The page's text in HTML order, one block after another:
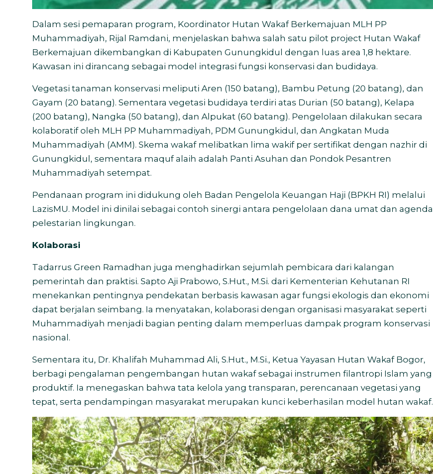
Dalam sesi pemaparan program, Koordinator Hutan Wakaf Berkemajuan MLH PP
Muhammadiyah, Rijal Ramdani, menjelaskan bahwa salah satu pilot project Hutan Wakaf
Berkemajuan dikembangkan di Kabupaten Gunungkidul dengan luas area 1,8 hektare.
Kawasan ini dirancang sebagai model integrasi fungsi konservasi dan budidaya.
Vegetasi tanaman konservasi meliputi Aren (150 batang), Bambu Petung (20 batang), dan
Gayam (20 batang). Sementara vegetasi budidaya terdiri atas Durian (50 batang), Kelapa
(200 batang), Nangka (50 batang), dan Alpukat (60 batang). Pengelolaan dilakukan secara
kolaboratif oleh MLH PP Muhammadiyah, PDM Gunungkidul, dan Angkatan Muda
Muhammadiyah (AMM). Skema wakaf melibatkan lima wakif per sertifikat dengan nazhir di
Gunungkidul, sementara maquf alaih adalah Panti Asuhan dan Pondok Pesantren
Muhammadiyah setempat.
Pendanaan program ini didukung oleh Badan Pengelola Keuangan Haji (BPKH RI) melalui
LazisMU. Model ini dinilai sebagai contoh sinergi antara pengelolaan dana umat dan agenda
pelestarian lingkungan.
Kolaborasi
Tadarrus Green Ramadhan juga menghadirkan sejumlah pembicara dari kalangan
pemerintah dan praktisi. Sapto Aji Prabowo, S.Hut., M.Si. dari Kementerian Kehutanan RI
menekankan pentingnya pendekatan berbasis kawasan agar fungsi ekologis dan ekonomi
dapat berjalan seimbang. Ia menyatakan, kolaborasi dengan organisasi masyarakat seperti
Muhammadiyah menjadi bagian penting dalam memperluas dampak program konservasi
nasional.
Sementara itu, Dr. Khalifah Muhammad Ali, S.Hut., M.Si., Ketua Yayasan Hutan Wakaf Bogor,
berbagi pengalaman pengembangan hutan wakaf sebagai instrumen filantropi Islam yang
produktif. Ia menegaskan bahwa tata kelola yang transparan, perencanaan vegetasi yang
tepat, serta pendampingan masyarakat merupakan kunci keberhasilan model hutan wakaf.